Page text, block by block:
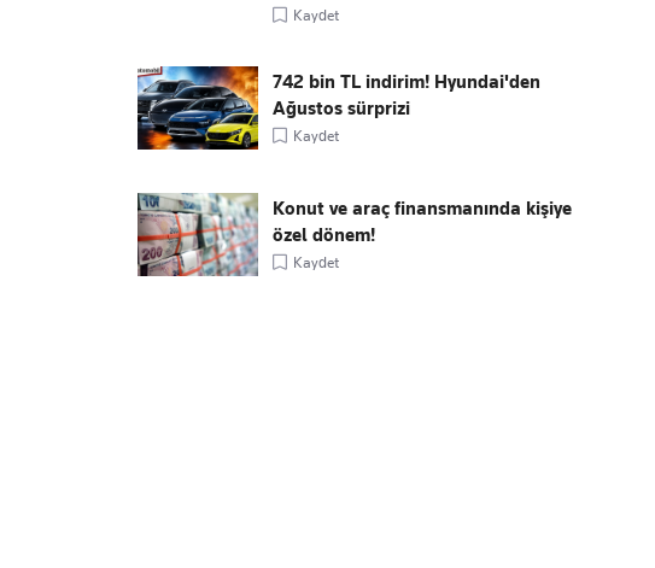
Kaydet
742 bin TL indirim! Hyundai'den
Ağustos sürprizi
Kaydet
Konut ve araç finansmanında kişiye
özel dönem!
Kaydet